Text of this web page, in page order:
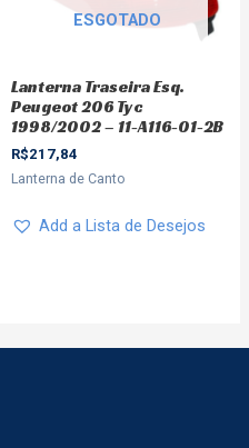
ESGOTADO
Lanterna Traseira Esq.
Peugeot 206 Tyc
1998/2002 – 11-A116-01-2B
R$217,84
Lanterna de Canto
Add a Lista de Desejos